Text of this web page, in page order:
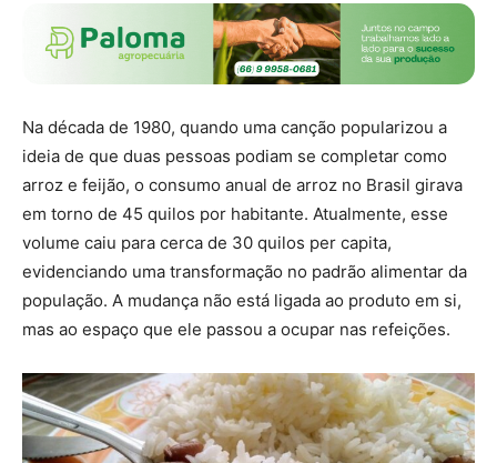
Na década de 1980, quando uma canção popularizou a
ideia de que duas pessoas podiam se completar como
arroz e feijão, o consumo anual de arroz no Brasil girava
em torno de 45 quilos por habitante. Atualmente, esse
volume caiu para cerca de 30 quilos per capita,
evidenciando uma transformação no padrão alimentar da
população. A mudança não está ligada ao produto em si,
mas ao espaço que ele passou a ocupar nas refeições.